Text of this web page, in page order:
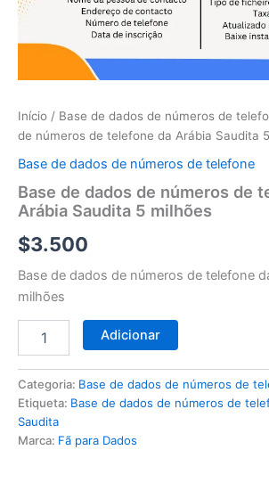
Início / Base de dados de números de
de números de telefone da Arábia Saudita
Base de dados de números de telefone
Base de dados de números de
Arábia Saudita 5 milhões
$3.500
Base de dados de números de telefone
milhões
telefone
Arábia
5
Adicionar
Categoria: Base de dados de números de
Etiqueta: Base de dados de números de
Saudita
Marca: Fã para Dados